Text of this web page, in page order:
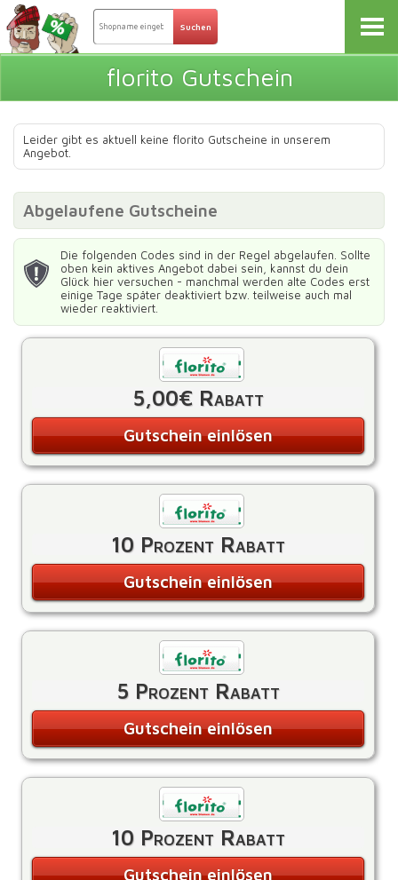
florito Gutschein
Leider gibt es aktuell keine florito Gutscheine in unserem
Angebot.
Abgelaufene Gutscheine
Die folgenden Codes sind in der Regel abgelaufen. Sollte
oben kein aktives Angebot dabei sein, kannst du dein
Glück hier versuchen - manchmal werden alte Codes erst
einige Tage später deaktiviert bzw. teilweise auch mal
wieder reaktiviert.
5,00€ Rabatt
Gutschein einlösen
10 Prozent Rabatt
Gutschein einlösen
5 Prozent Rabatt
Gutschein einlösen
10 Prozent Rabatt
Gutschein einlösen